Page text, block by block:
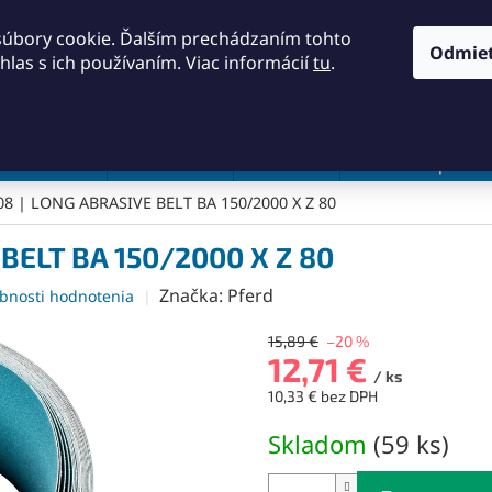
cookie. Ďalším prechádzaním tohto
s ich používaním. Viac informáciítu.
| LONG ABRASIVE BELT BA 150/2000 X Z 80
BA 150/2000 X Z 80
hodnotenia Značka: Pferd
15,89 € –20 %
12,71 € / ks
10,33 € bez DPH
cena:
Skladom (59 ks)